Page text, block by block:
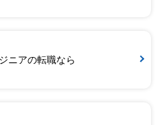
ニアの転職なら